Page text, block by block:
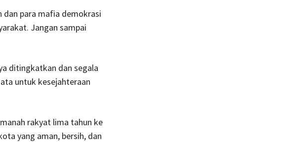
dan para mafia demokrasi
Jangan sampai
ditingkatkan dan segala
untuk kesejahteraan
rakyat lima tahun ke
yang aman, bersih, dan